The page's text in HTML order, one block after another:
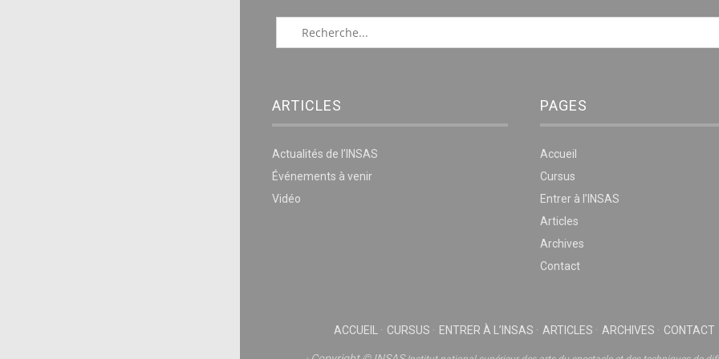
ARTICLES
Actualités de l’INSAS
Événements à venir
Vidéo
PAGES
Accueil
Cursus
Entrer à l’INSAS
Articles
Archives
Contact
ACCUEIL CURSUS ENTRER À L’INSAS ARTICLES ARCHIVES CONTACT